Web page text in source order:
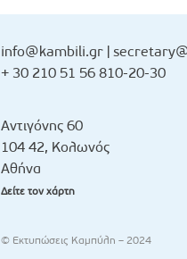
info@kambili.gr |
+ 30 210 51 56 810-20-30
Αντιγόνης 60
104 42, Κολωνός
Αθήνα
Δείτε τον χάρτη
© Εκτυπώσεις Καμπύλη – 2024